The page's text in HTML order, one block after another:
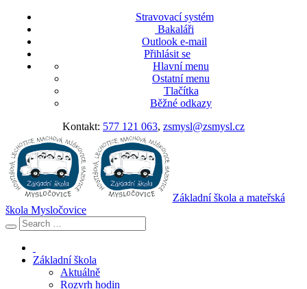
Stravovací systém
Bakaláři
Outlook e-mail
Přihlásit se
Hlavní menu
Ostatní menu
Tlačítka
Běžné odkazy
Kontakt: 577 121 063, zsmysl@zsmysl.cz
Základní škola a mateřská
škola Mysločovice
Základní škola
Aktuálně
Rozvrh hodin